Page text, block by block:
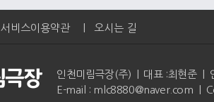
서비스이용약관 오시는 길
인천미림극장(주) | 대표 :최현준 |
E-mail : mlc8880@naver.com |